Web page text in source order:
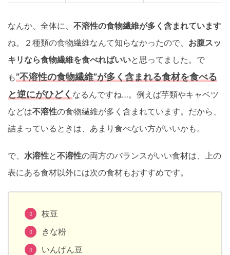
なんか、全体に、 不溶性の食物繊維が多く含まれています
ね。２種類の食物繊維なんて知らなかったので、 お腹スッ
キリなら食物繊維を食べればいいと思ってました。で
も”不溶性の食物繊維”が多く含まれる食材を食べる
と逆にがひどく なるんですね…。例えば芋類やキャベツ
などは不溶性の食物繊維が多く含まれています。だから、
詰まっているときは、あまり食べない方がいいかも。
で、 水溶性と不溶性の両方のバランスがいい食材は、上の
表にある食材以外には次の食材もおすすめです。
枝豆
きな粉
いんげん豆